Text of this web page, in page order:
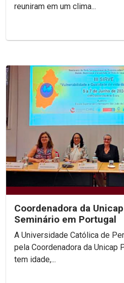
reuniram em um clima...
Coordenadora da
Seminário em Portugal
A Universidade Católica de
pela Coordenadora da Unicap
tem idade,...